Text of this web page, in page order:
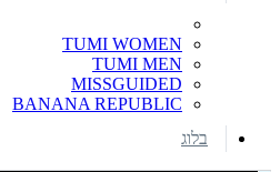
TUMI WOMEN
TUMI MEN
MISSGUIDED
BANANA REPUBLIC
בלוג